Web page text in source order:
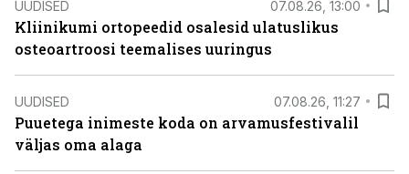
UUDISED 07.08.26, 13:00
Kliinikumi ortopeedid osalesid ulatuslikus
osteoartroosi teemalises uuringus
UUDISED 07.08.26, 11:27
Puuetega inimeste koda on arvamusfestivalil
väljas oma alaga